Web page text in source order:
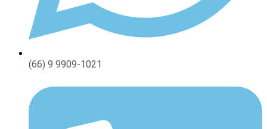
(66) 9 9909-1021